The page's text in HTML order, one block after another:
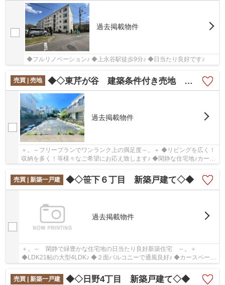
過去掲載物件
◆フルリノベーション♪ ◆上永谷駅徒歩9分♪ ◆日当たり良好です♪
売買 | 売地 ◆◇東芹が谷 建築条件付き売地 ◇◆
過去掲載物件
＋。～フリープランでワンランク上の満足度～。＋ ◆リビングを広く！
収納を多く！等様々なご希望にお応え致します♪ ◆閑静な住宅地♪カース
売買 | 新築一戸建
◆◇笹下６丁目 新築戸建て◇◆
過去掲載物件
＋。～ 閑静で緑豊かな住宅地の日当たり良好新築住宅 ～。＋
◆LDK21帖の大型4LDK♪ ◆２面バルコニーで通風良好♪ ◆カースペース
売買 | 新築一戸建
◆◇日野4丁目 新築戸建て◇◆